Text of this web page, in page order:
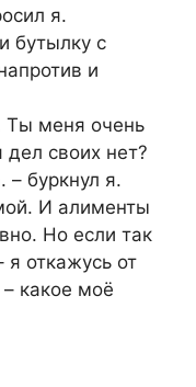
я.
бутылку с
и
Ты меня очень
своих нет?
– буркнул я.
И алименты
Но если так
я откажусь от
какое моё